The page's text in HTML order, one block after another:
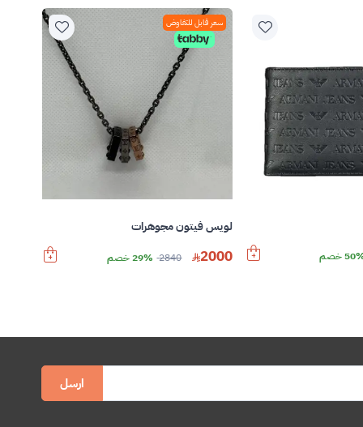
خصم
سعر قابل للتفاوض
لويس فيتون مجوهرات
2000
2840 29% خصم
ارسل